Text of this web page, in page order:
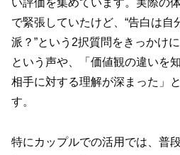
い評価を集めています。実際の
で緊張していたけど、“告白は自
派？”という2択質問をきっかけ
という声や、「価値観の違いを
相手に対する理解が深まった」
す。
特にカップルでの活用では、普